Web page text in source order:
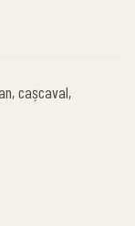
cașcaval,